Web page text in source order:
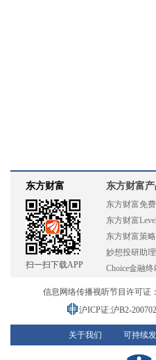
东方财富
扫一扫下载APP
东方财富
东方财富免
东方财富
东方财富策
妙想投研助理
Choice金融终
信息网络传播视听节目许可证
沪ICP证:沪B2-
关于我们 可持续